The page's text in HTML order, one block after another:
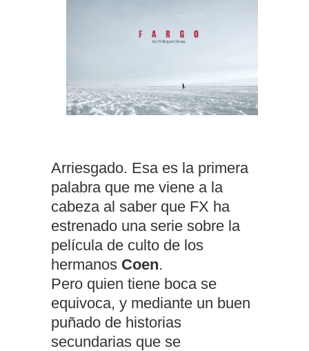
Arriesgado. Esa es la primera
palabra que me viene a la
cabeza al saber que FX ha
estrenado una serie sobre la
película de culto de los
hermanos Coen.
Pero quien tiene boca se
equivoca, y mediante un buen
puñado de historias
secundarias que se